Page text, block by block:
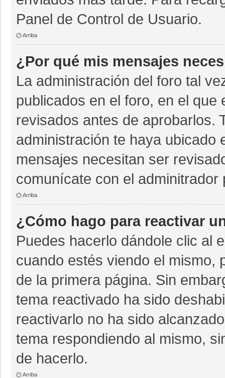
Panel de Control de Usuario.
Arriba
¿Por qué mis mensajes
La administración del foro tal
publicados en el foro, en el
revisados antes de aprobarlos.
administración te haya ubicado
mensajes necesitan ser
comunícate con el
Arriba
¿Cómo hago para reactivar
Puedes hacerlo dándole clic al
cuando estés viendo el mismo,
de la primera página. Sin
tema reactivado ha sido
reactivarlo no ha sido
tema respondiendo al mismo,
de hacerlo.
Arriba